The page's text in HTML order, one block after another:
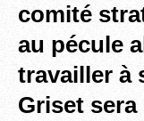
comité
au pécule
travailler à
Griset sera